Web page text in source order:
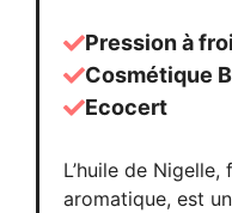
Pression à
Cosmétique
Ecocert
L’huile de
aromatique, est